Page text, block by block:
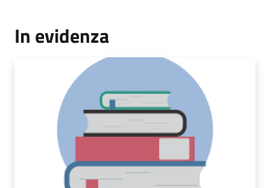
In evidenza